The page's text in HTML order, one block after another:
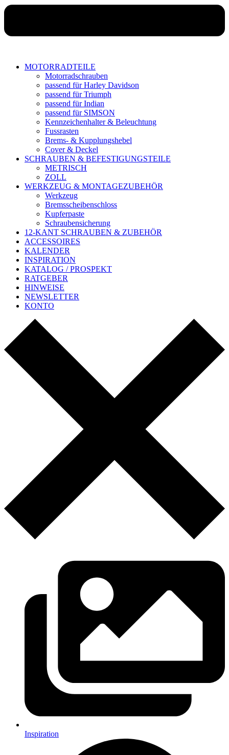
MOTORRADTEILE
Motorradschrauben
passend für Harley Davidson
passend für Triumph
passend für Indian
passend für SIMSON
Kennzeichenhalter & Beleuchtung
Fussrasten
Brems- & Kupplungshebel
Cover & Deckel
SCHRAUBEN & BEFESTIGUNGSTEILE
METRISCH
ZOLL
WERKZEUG & MONTAGEZUBEHÖR
Werkzeug
Bremsscheibenschloss
Kupferpaste
Schraubensicherung
12-KANT SCHRAUBEN & ZUBEHÖR
ACCESSOIRES
KALENDER
INSPIRATION
KATALOG / PROSPEKT
RATGEBER
HINWEISE
NEWSLETTER
KONTO
Inspiration